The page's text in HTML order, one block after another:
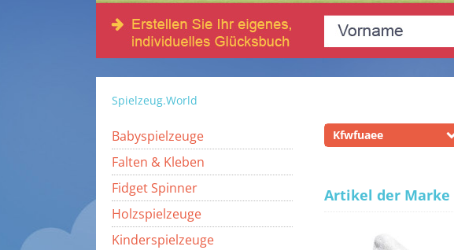
Spielzeug.World
Babyspielzeuge
Falten & Kleben
Fidget Spinner
Holzspielzeuge
Kinderspielzeuge
Kfwfuaee
Artikel der Marke